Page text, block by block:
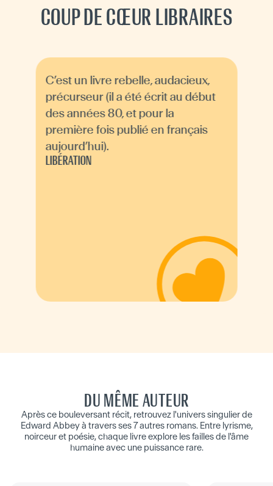
COUP DE CŒUR LIBRAIRES
C’est un livre rebelle, audacieux,
précurseur (il a été écrit au début
des années 80, et pour la
première fois publié en français
aujourd’hui).
LIBÉRATION
DU MÊME AUTEUR
Après ce bouleversant récit, retrouvez l'univers singulier de
Edward Abbey à travers ses 7 autres romans. Entre lyrisme,
noirceur et poésie, chaque livre explore les failles de l'âme
humaine avec une puissance rare.